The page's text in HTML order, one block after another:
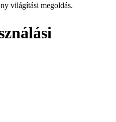
világítási megoldás.